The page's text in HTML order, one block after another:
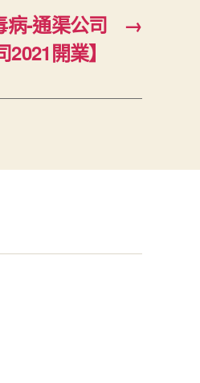
→
病-通渠公司
開業】